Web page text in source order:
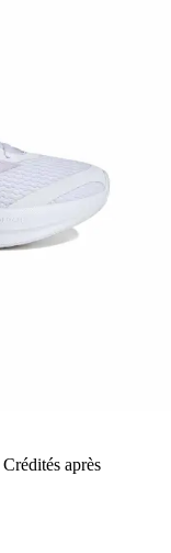
Crédités après